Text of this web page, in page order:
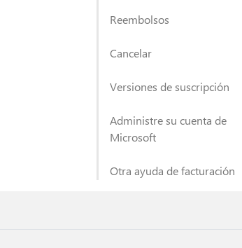
Reembolsos
Cancelar
Versiones de suscripción
Administre su cuenta de
Microsoft
Otra ayuda de facturación